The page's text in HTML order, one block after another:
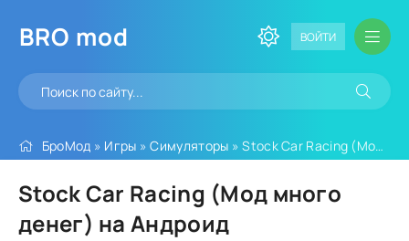
BRO mod ВОЙТИ
БроМод » Игры »Симуляторы » Stock Car Racing (Мод много денег)
Stock Car Racing (Мод много
денег) на Андроид